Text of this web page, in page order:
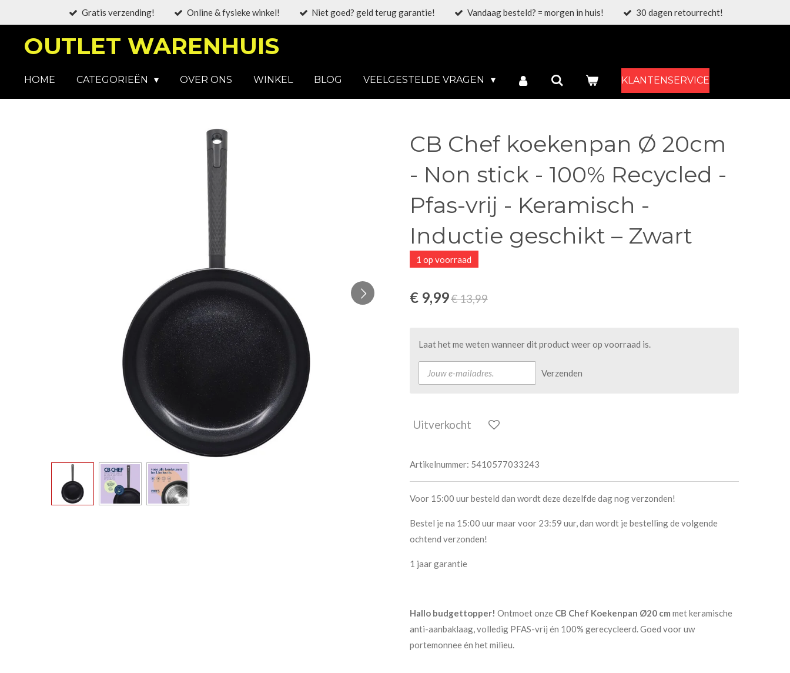
hoofdinhoud
Gratis verzending! Online & fysieke winkel! Niet goed? geld terug garantie! Vandaag besteld? = morgen in huis! 30 dagen retourrecht!
OUTLET WARENHUIS
HOME CATEGORIEËN OVER ONS WINKEL BLOG VEELGESTELDE VRAGEN KLANTENSERVICE
CB Chef koekenpan Ø 20cm
- Non stick - 100% Recycled -
Pfas-vrij - Keramisch -
Inductie geschikt – Zwart
1 op voorraad
€ 9,99€ 13,99
Laat het me weten wanneer dit product weer op voorraad is.
Verzenden
Uitverkocht
Artikelnummer: 5410577033243
Voor 15:00 uur besteld dan wordt deze dezelfde dag nog verzonden!
Bestel je na 15:00 uur maar voor 23:59 uur, dan wordt je bestelling de volgende
ochtend verzonden!
1 jaar garantie
Hallo budgettopper! Ontmoet onze CB Chef Koekenpan Ø20 cm met keramische
anti-aanbaklaag, volledig PFAS-vrij én 100% gerecycleerd. Goed voor uw
portemonnee én het milieu.